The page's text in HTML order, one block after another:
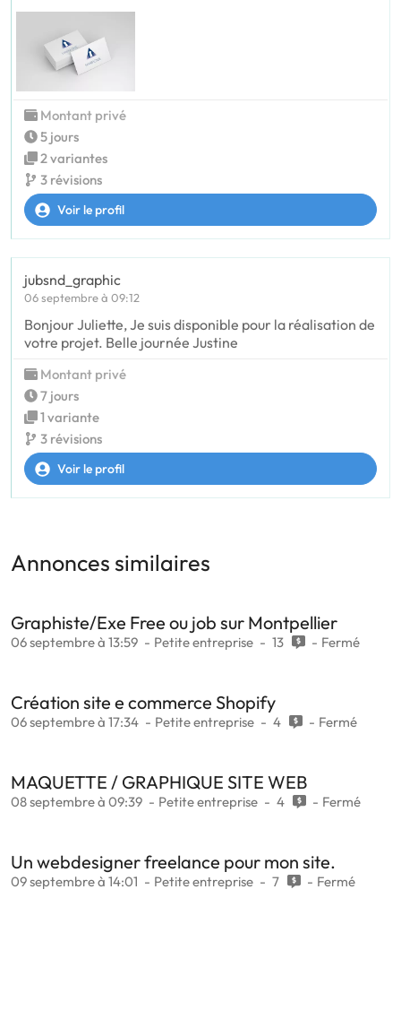
Montant privé
5 jours
2 variantes
3 révisions
Voir le profil
jubsnd_graphic
06 septembre à 09:12
Bonjour Juliette, Je suis disponible pour la réalisation de
votre projet. Belle journée Justine
Montant privé
7 jours
1 variante
3 révisions
Voir le profil
Annonces similaires
Graphiste/Exe Free ou job sur Montpellier
06 septembre à 13:59 Petite entreprise 13 Fermé
Création site e commerce Shopify
06 septembre à 17:34 Petite entreprise 4 Fermé
MAQUETTE / GRAPHIQUE SITE WEB
08 septembre à 09:39 Petite entreprise 4 Fermé
Un webdesigner freelance pour mon site.
09 septembre à 14:01 Petite entreprise 7 Fermé